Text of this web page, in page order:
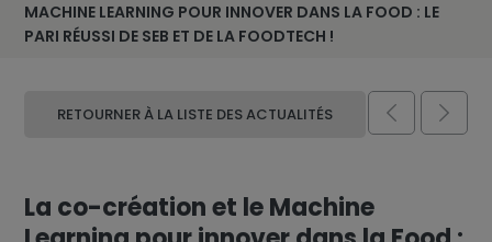
MACHINE LEARNING POUR INNOVER DANS LA FOOD : LE
PARI RÉUSSI DE SEB ET DE LA FOODTECH !
RETOURNER À LA LISTE DES ACTUALITÉS  
La co-création et le Machine